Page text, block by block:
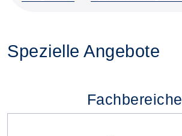
Spezielle Angebote
Fachbereiche